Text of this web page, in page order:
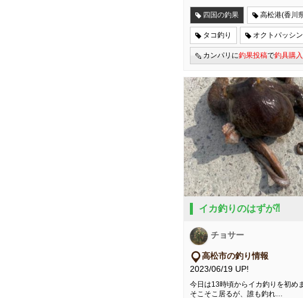
四国の釣果 高松港(香川
タコ釣り オクトパッシ
カンパリに釣果投稿で釣具購
イカ釣りのはずが⁈
チョサー
高松市の釣り情報
2023/06/19 UP!
今日は13時頃からイカ釣りを初め
そこそこ居るが、誰も釣れ…